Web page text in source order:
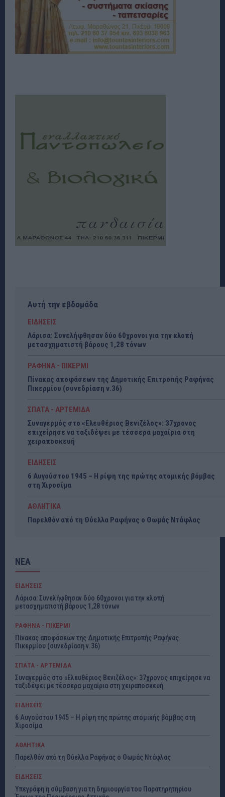
Αυτή την εβδομάδα
ΕΙΔΗΣΕΙΣ
Λάρισα: Συνελήφθησαν δύο 60χρονοι για την κλοπή
μετασχηματιστή βάρους 1,28 τόνων
ΡΑΦΗΝΑ - ΠΙΚΕΡΜΙ
Πίνακας αποφάσεων της Δημοτικής Επιτροπής Ραφήνας
Πικερμίου (συνεδρίαση ν.36)
ΣΠΑΤΑ - ΑΡΤΕΜΙΔΑ
Συναγερμός στο «Ελευθέριος Βενιζέλος»: 37χρονος
επιχείρησε να ταξιδέψει με τέσσερα μαχαίρια στη
χειραποσκευή
ΕΙΔΗΣΕΙΣ
6 Αυγούστου 1945 – Η ρίψη της πρώτης ατομικής βόμβας
στη Χιροσίμα
ΑΘΛΗΤΙΚΑ
Παρελθόν από τη Θύελλα Ραφήνας ο Θωμάς Ντάφλας
ΝΕΑ
ΕΙΔΗΣΕΙΣ
Λάρισα: Συνελήφθησαν δύο 60χρονοι για την κλοπή
μετασχηματιστή βάρους 1,28 τόνων
ΡΑΦΗΝΑ - ΠΙΚΕΡΜΙ
Πίνακας αποφάσεων της Δημοτικής Επιτροπής Ραφήνας
Πικερμίου (συνεδρίαση ν.36)
ΣΠΑΤΑ - ΑΡΤΕΜΙΔΑ
Συναγερμός στο «Ελευθέριος Βενιζέλος»: 37χρονος επιχείρησε να
ταξιδέψει με τέσσερα μαχαίρια στη χειραποσκευή
ΕΙΔΗΣΕΙΣ
6 Αυγούστου 1945 – Η ρίψη της πρώτης ατομικής βόμβας στη
Χιροσίμα
ΑΘΛΗΤΙΚΑ
Παρελθόν από τη Θύελλα Ραφήνας ο Θωμάς Ντάφλας
ΕΙΔΗΣΕΙΣ
Υπεγράφη η σύμβαση για τη δημιουργία του Παρατηρητηρίου